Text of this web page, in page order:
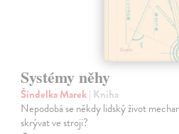
Systémy něhy
Šindelka Marek| Kniha
Nepodobá se někdy lidský život
skrývat ve stroji?